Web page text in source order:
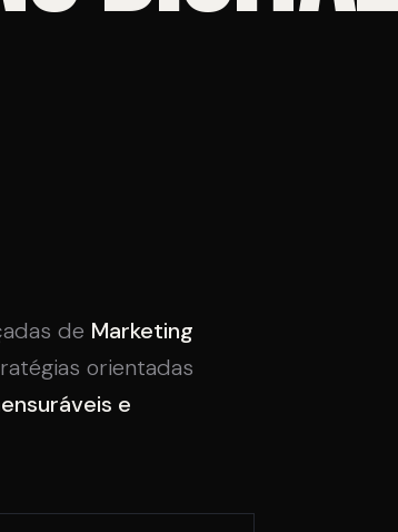
de Marketing
orientadas
e